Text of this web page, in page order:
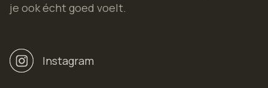
je ook écht goed voelt.
Instagram